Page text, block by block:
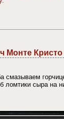
Монте Кристо
смазываем
ломтики сыра на